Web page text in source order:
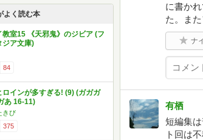
よく読む本
教室15 《天邪鬼》のジビア (フ
ジア文庫)
84
ロインが多すぎる! (9) (ガガガ
あ 16-11)
きび
375
に書か
た。ま
ナ
有栖
短編集
ト回は